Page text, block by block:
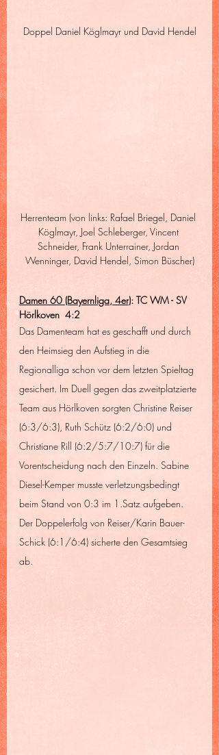
Doppel Daniel Köglmayr und David Hendel
Herrenteam (von links: Rafael Briegel, Daniel
Köglmayr, Joel Schleberger, Vincent
Schneider, Frank Unterrainer, Jordan
Wenninger, David Hendel, Simon Büscher)
Damen 60 (Bayernliga, 4er): TC WM - SV
Hörlkoven  4:2
Das Damenteam hat es geschafft und durch
den Heimsieg den Aufstieg in die
Regionalliga schon vor dem letzten Spieltag
gesichert. Im Duell gegen das zweitplatzierte
Team aus Hörlkoven sorgten Christine Reiser
(6:3/6:3), Ruth Schütz (6:2/6:0) und
Christiane Rill (6:2/5:7/10:7) für die
Vorentscheidung nach den Einzeln. Sabine
Diesel-Kemper musste verletzungsbedingt
beim Stand von 0:3 im 1.Satz aufgeben.
Der Doppelerfolg von Reiser/Karin Bauer-
Schick (6:1/6:4) sicherte den Gesamtsieg
ab.